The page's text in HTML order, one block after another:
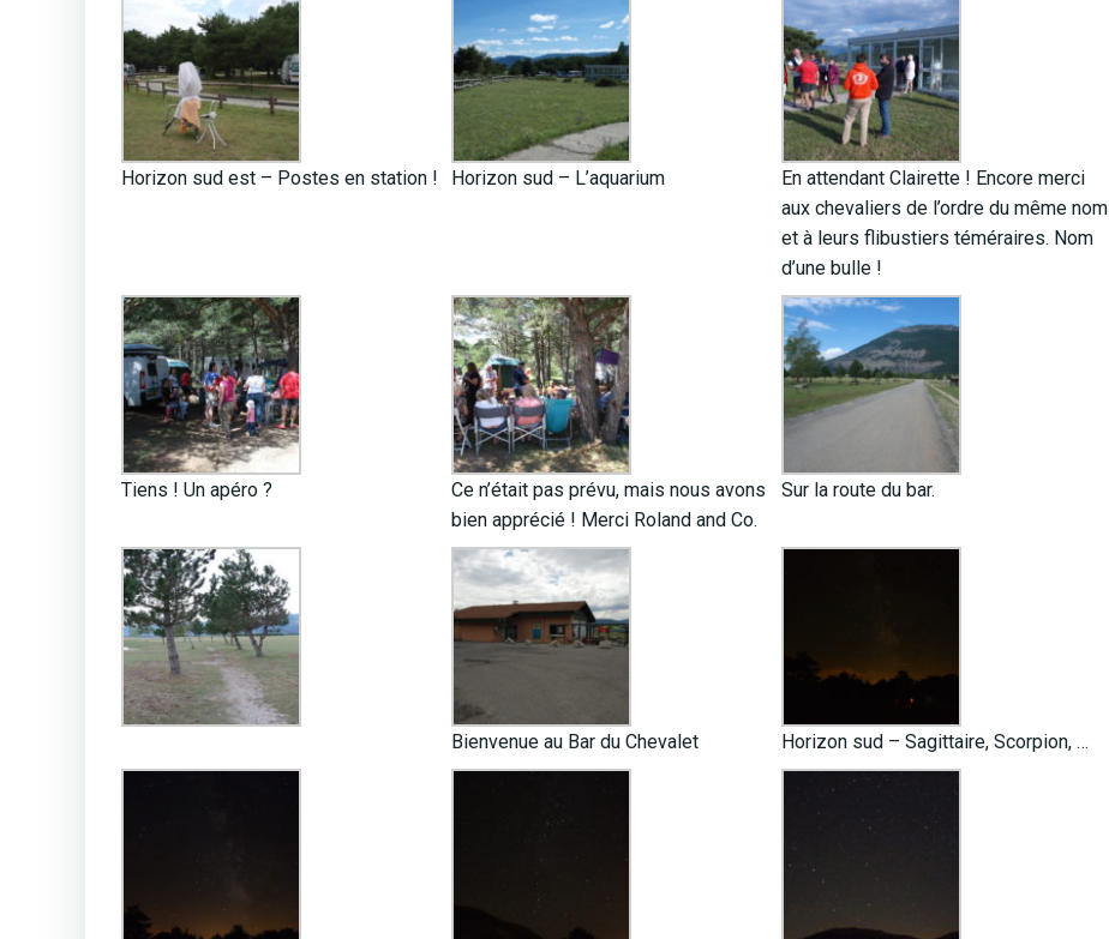
Horizon sud est – Postes en station ! Horizon sud – L’aquarium
En attendant Clairette ! Encore merci
aux chevaliers de l’ordre du même nom
et à leurs flibustiers téméraires. Nom
d’une bulle !
Tiens ! Un apéro ?
Ce n’était pas prévu, mais nous avons
bien apprécié ! Merci Roland and Co.
Sur la route du bar.
Bienvenue au Bar du Chevalet Horizon sud – Sagittaire, Scorpion, …